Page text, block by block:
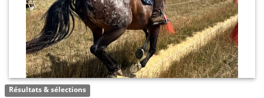
Résultats & sélections